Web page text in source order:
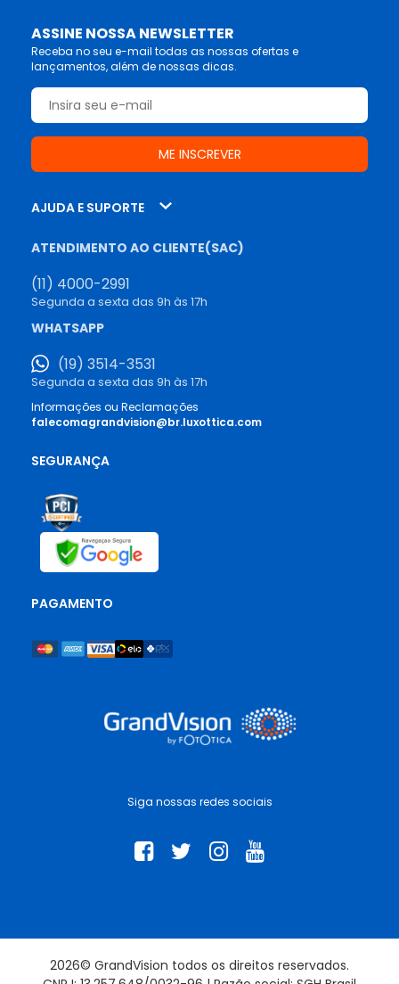
ASSINE NOSSA NEWSLETTER
Receba no seu e-mail todas as nossas ofertas e
lançamentos, além de nossas dicas.
Siga nossas redes sociais
AJUDA E SUPORTE
ATENDIMENTO AO CLIENTE(SAC)
(11) 4000-2991
Segunda a sexta das 9h às 17h
WHATSAPP
(19) 3514-3531
Segunda a sexta das 9h às 17h
Informações ou Reclamações
falecomagrandvision@br.luxottica.com
SEGURANÇA
PAGAMENTO
2026© GrandVision todos os direitos reservados.